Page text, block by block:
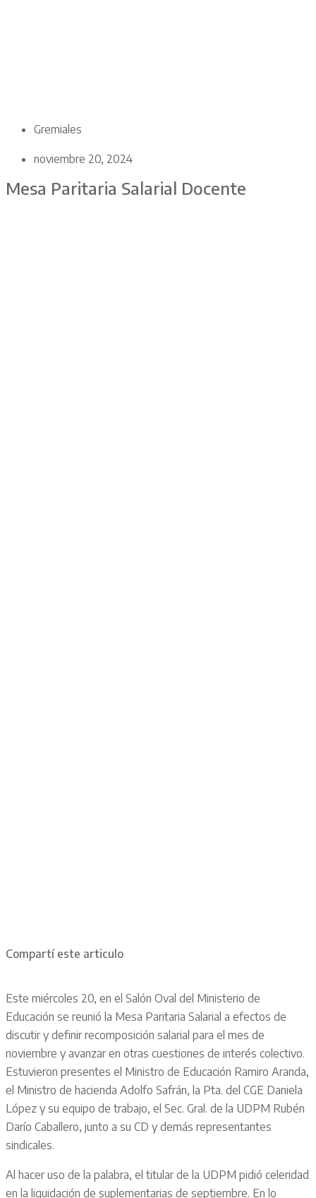
Gremiales
noviembre 20, 2024
Mesa Paritaria Salarial Docente
Compartí este articulo
Este miércoles 20, en el Salón Oval del Ministerio de
Educación se reunió la Mesa Paritaria Salarial a efectos de
discutir y definir recomposición salarial para el mes de
noviembre y avanzar en otras cuestiones de interés colectivo.
Estuvieron presentes el Ministro de Educación Ramiro Aranda,
el Ministro de hacienda Adolfo Safrán, la Pta. del CGE Daniela
López y su equipo de trabajo, el Sec. Gral. de la UDPM Rubén
Darío Caballero, junto a su CD y demás representantes
sindicales.
Al hacer uso de la palabra, el titular de la UDPM pidió celeridad
en la liquidación de suplementarias de septiembre. En lo